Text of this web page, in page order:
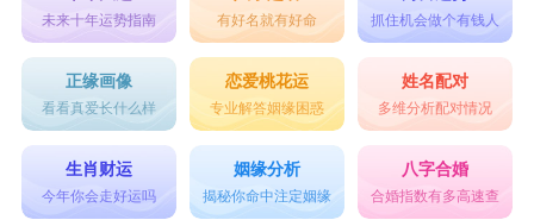
未来十年运势指南 有好名就有好命 抓住机会做个有钱人
正缘画像
看看真爱长什么样
恋爱桃花运
专业解答姻缘困惑
姓名配对
多维分析配对情况
生肖财运
今年你会走好运吗
姻缘分析
揭秘你命中注定姻缘
八字合婚
合婚指数有多高速查